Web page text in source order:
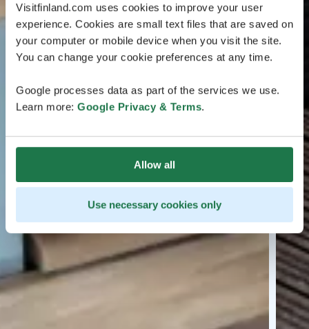
Visitfinland.com uses cookies to improve your user
experience. Cookies are small text files that are saved on
your computer or mobile device when you visit the site.
You can change your cookie preferences at any time.
Google processes data as part of the services we use.
Learn more: Google Privacy & Terms.
Allow all
Use necessary cookies only